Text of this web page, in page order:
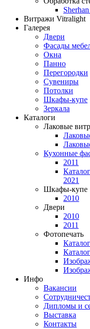
Витражи Vitralight
Галерея
Двери
Фасады
Окна
Панно
Перегородки
Сувениры
Потолки
Шкафы-купе
Зеркала
Каталоги
Лаковые
Кухонные
2011
2021
Шкафы-купе
2010
Двери
2010
2011
Фотопечать
Инфо
Вакансии
Дипломы и
Выставка
Контакты